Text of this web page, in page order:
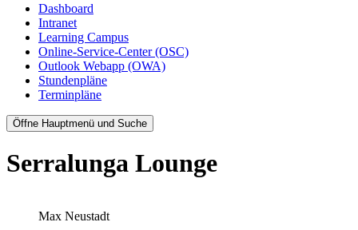
Dashboard
Intranet
Learning Campus
Online-Service-Center (OSC)
Outlook Webapp (OWA)
Stundenpläne
Terminpläne
Öffne Hauptmenü und Suche
Serralunga Lounge
Max Neustadt